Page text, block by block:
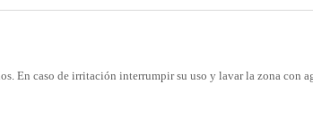
En caso de irritación interrumpir su uso y lavar la zona con